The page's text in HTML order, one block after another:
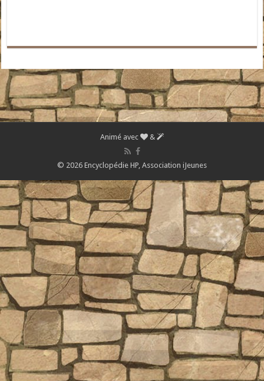
Animé avec &
© 2026 Encyclopédie HP, Association iJeunes